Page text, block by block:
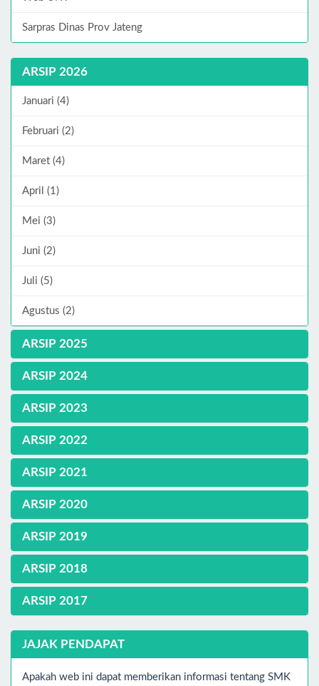
Sarpras Dinas Prov Jateng
ARSIP 2026
Januari (4)
Februari (2)
Maret (4)
April (1)
Mei (3)
Juni (2)
Juli (5)
Agustus (2)
ARSIP 2025
ARSIP 2024
ARSIP 2023
ARSIP 2022
ARSIP 2021
ARSIP 2020
ARSIP 2019
ARSIP 2018
ARSIP 2017
JAJAK PENDAPAT
Apakah web ini dapat memberikan informasi tentang SMK